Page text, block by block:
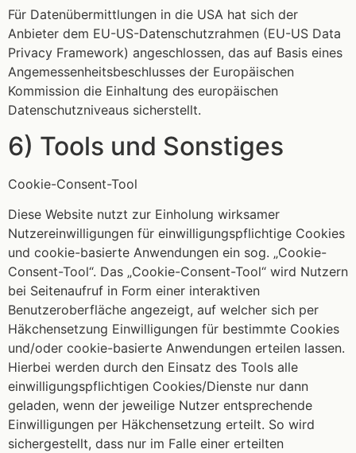
Für Datenübermittlungen in die USA hat sich der
Anbieter dem EU-US-Datenschutzrahmen (EU-US Data
Privacy Framework) angeschlossen, das auf Basis eines
Angemessenheitsbeschlusses der Europäischen
Kommission die Einhaltung des europäischen
Datenschutzniveaus sicherstellt.
6) Tools und Sonstiges
Cookie-Consent-Tool
Diese Website nutzt zur Einholung wirksamer
Nutzereinwilligungen für einwilligungspflichtige Cookies
und cookie-basierte Anwendungen ein sog. „Cookie-
Consent-Tool“. Das „Cookie-Consent-Tool“ wird Nutzern
bei Seitenaufruf in Form einer interaktiven
Benutzeroberfläche angezeigt, auf welcher sich per
Häkchensetzung Einwilligungen für bestimmte Cookies
und/oder cookie-basierte Anwendungen erteilen lassen.
Hierbei werden durch den Einsatz des Tools alle
einwilligungspflichtigen Cookies/Dienste nur dann
geladen, wenn der jeweilige Nutzer entsprechende
Einwilligungen per Häkchensetzung erteilt. So wird
sichergestellt, dass nur im Falle einer erteilten